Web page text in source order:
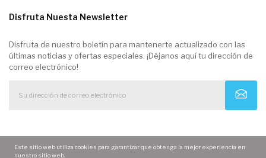
Disfruta Nuesta Newsletter
Disfruta de nuestro boletín para mantenerte actualizado con las
últimas noticias y ofertas especiales. ¡Déjanos aquí tu dirección de
correo electrónico!
Este sitio web utiliza cookies para garantizar que obtenga la mejor experiencia en
nuestro sitio web.